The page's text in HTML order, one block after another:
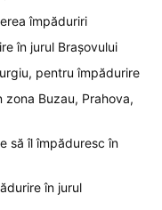
împăduriri
în jurul Brașovului
pentru împădurire
Buzau, Prahova,
să îl împăduresc în
în jurul